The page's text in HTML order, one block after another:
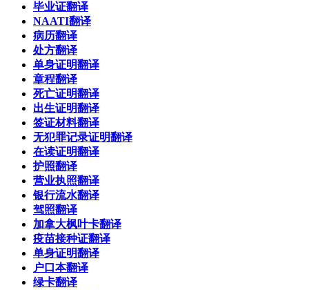
毕业证翻译
NAATI翻译
病历翻译
处方翻译
单身证明翻译
章程翻译
死亡证明翻译
出生证明翻译
签证材料翻译
无犯罪记录证明翻译
在读证明翻译
护照翻译
营业执照翻译
银行流水翻译
驾照翻译
加拿大枫叶卡翻译
疫苗接种证翻译
单身证明翻译
户口本翻译
绿卡翻译